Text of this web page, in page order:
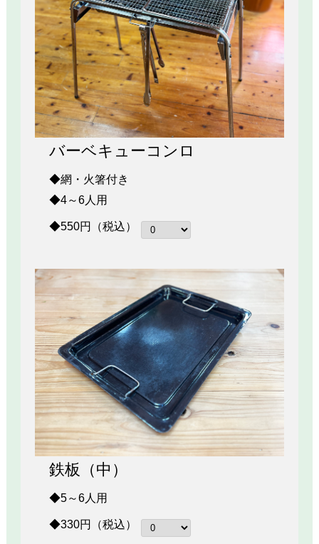
バーベキューコンロ
◆網・火箸付き
◆4～6人用
◆550円（税込）
鉄板（中）
◆5～6人用
◆330円（税込）